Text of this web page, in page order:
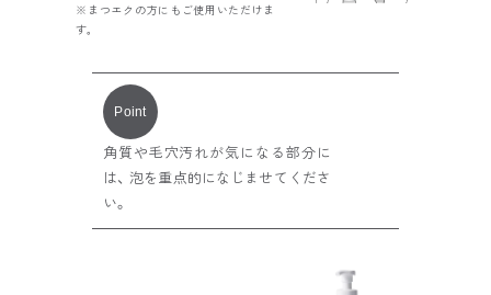
※まつエクの方にもご使用いただけま
す。
Point
角質や毛穴汚れが気になる部分に
は、 泡を重点的になじませてくださ
い。